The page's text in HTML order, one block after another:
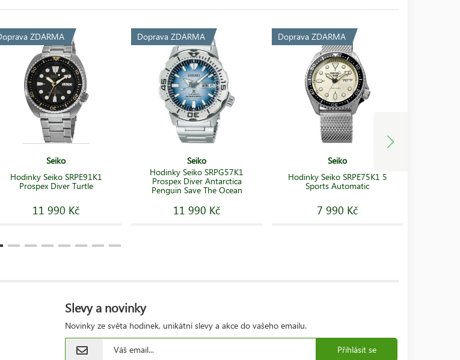
ZDARMA
Seiko
Hodinky Seiko SRPE91K1
Prospex Diver Turtle
11 990 Kč
Doprava ZDARMA
Seiko
Hodinky Seiko SRPG57K1
Prospex Diver Antarctica
Penguin Save The Ocean
11 990 Kč
Doprava ZDARMA
Seiko
Hodinky Seiko SRPE75K1 5
Sports Automatic
7 990 Kč
Slevy a novinky
Novinky ze světa hodinek, unikátní slevy a akce do vašeho emailu.
Přihlásit se